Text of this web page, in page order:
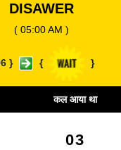
DISAWER
( 05:00 AM )
} { }
कल आया था
03